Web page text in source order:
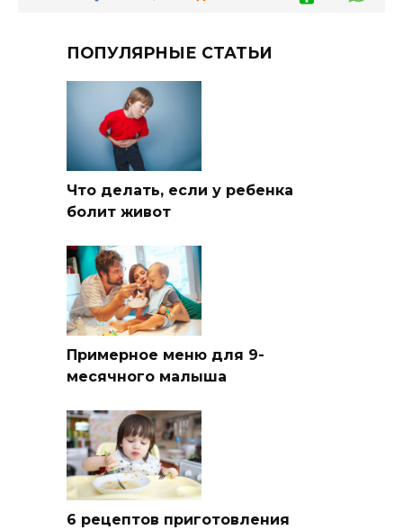
ПОПУЛЯРНЫЕ СТАТЬИ
Что делать, если у ребенка
болит живот
Примерное меню для 9-
месячного малыша
6 рецептов приготовления